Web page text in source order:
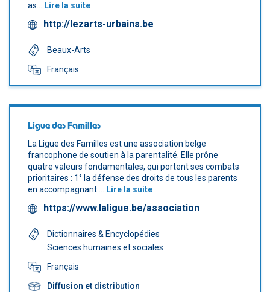
as... Lire la suite
http://lezarts-urbains.be
Beaux-Arts
Français
Ligue des Familles
La Ligue des Familles est une association belge
francophone de soutien à la parentalité. Elle prône
quatre valeurs fondamentales, qui portent ses combats
prioritaires : 1° la défense des droits de tous les parents
en accompagnant ... Lire la suite
https://www.laligue.be/association
Dictionnaires & Encyclopédies
Sciences humaines et sociales
Français
Diffusion et distribution